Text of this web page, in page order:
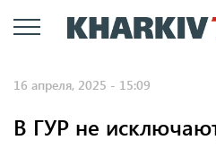
к
16 апреля, 2025 - 15:09
В ГУР не